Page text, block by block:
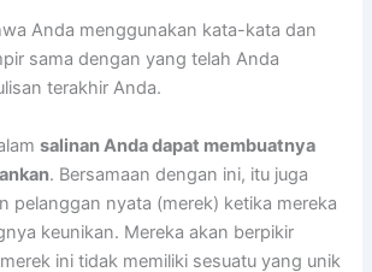
Anda menggunakan kata-kata dan
sama dengan yang telah Anda
terakhir Anda.
salinan Anda dapat membuatnya
. Bersamaan dengan ini, itu juga
pelanggan nyata (merek) ketika mereka
keunikan. Mereka akan berpikir
ini tidak memiliki sesuatu yang unik